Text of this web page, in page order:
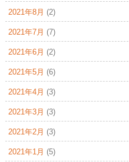
2021年8月 (2)
2021年7月 (7)
2021年6月 (2)
2021年5月 (6)
2021年4月 (3)
2021年3月 (3)
2021年2月 (3)
2021年1月 (5)